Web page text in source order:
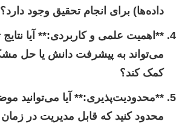
داده‌ها) برای انجام تحقیق وجود دارد؟
**اهمیت علمی و کاربردی:** آیا
می‌تواند به پیشرفت دانش یا حل
کمک کند؟
**محدودیت‌پذیری:** آیا می‌توانید
محدود کنید که قابل مدیریت در